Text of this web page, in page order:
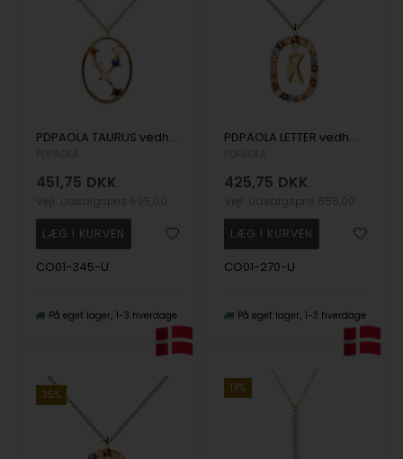
PDPAOLA TAURUS vedhæng forgyldt sølv
451,75 DKK
CO01-345-U
På eget lager 1-3 hverdage
PDPAOLA LETTER vedhæng K forgyldt sølv
425,75 DKK
CO01-270-U
På eget lager 1-3 hverdage
35%
19%